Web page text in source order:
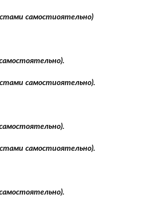
самостиоятельно)
самостиоятельно).
самостиоятельно).